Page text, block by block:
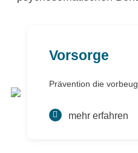
Vorsorge
Prävention die
mehr erfahren